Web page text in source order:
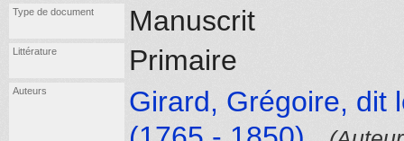
Type de document Manuscrit
Littérature Primaire
Auteurs
Girard, Grégoire, dit